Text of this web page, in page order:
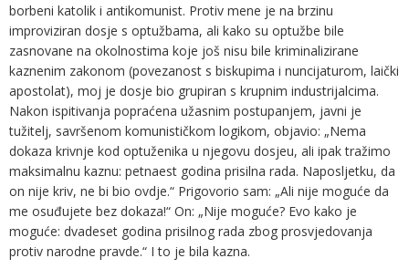
borbeni katolik i antikomunist. Protiv mene je na brzinu
improviziran dosje s optužbama, ali kako su optužbe bile
zasnovane na okolnostima koje još nisu bile kriminalizirane
kaznenim zakonom (povezanost s biskupima i nuncijaturom, laički
apostolat), moj je dosje bio grupiran s krupnim industrijalcima.
Nakon ispitivanja popraćena užasnim postupanjem, javni je
tužitelj, savršenom komunističkom logikom, objavio: „Nema
dokaza krivnje kod optuženika u njegovu dosjeu, ali ipak tražimo
maksimalnu kaznu: petnaest godina prisilna rada. Naposljetku, da
on nije kriv, ne bi bio ovdje.“ Prigovorio sam: „Ali nije moguće da
me osuđujete bez dokaza!“ On: „Nije moguće? Evo kako je
moguće: dvadeset godina prisilnog rada zbog prosvjedovanja
protiv narodne pravde.“ I to je bila kazna.